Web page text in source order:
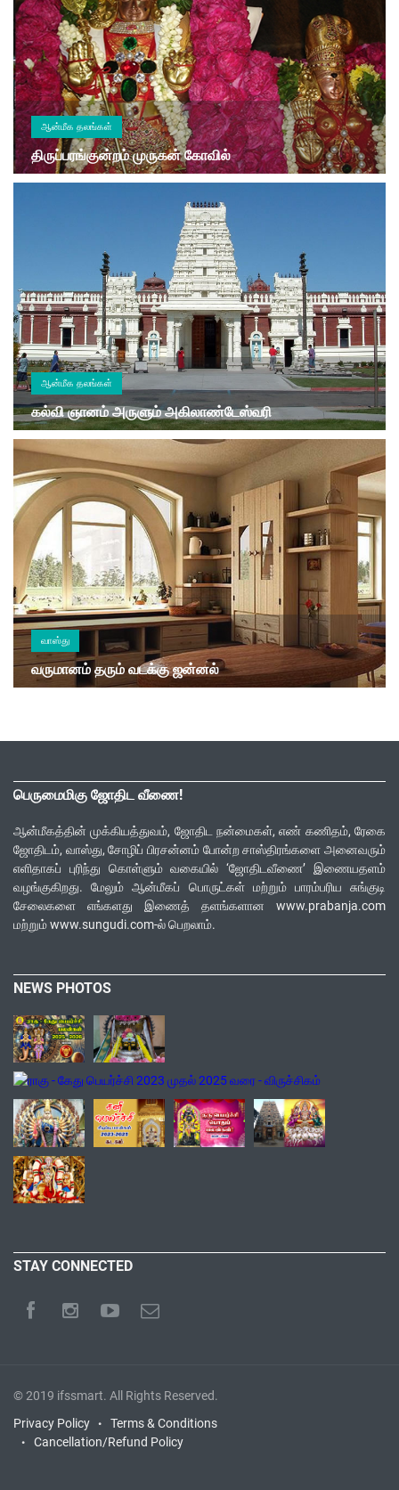
ஆன்மீக தலங்கள்
திருப்பரங்குன்றம் முருகன் கோவில்
ஆன்மீக தலங்கள்
கல்வி ஞானம் அருளும் அகிலாண்டேஸ்வரி
வாஸ்து
வருமானம் தரும் வடக்கு ஜன்னல்
பெருமைமிகு ஜோதிட வீணை!
ஆன்மீகத்தின் முக்கியத்துவம், ஜோதிட நன்மைகள், எண் கணிதம், ரேகை
ஜோதிடம், வாஸ்து, சோழிப் பிரசன்னம் போன்ற சாஸ்திரங்களை அனைவரும்
எளிதாகப் புரிந்து கொள்ளும் வகையில் ‘ஜோதிடவீணை’ இணையதளம்
வழங்குகிறது. மேலும் ஆன்மீகப் பொருட்கள் மற்றும் பாரம்பரிய சுங்குடி
சேலைகளை எங்களது இணைத் தளங்களான www.prabanja.com
மற்றும் www.sungudi.com-ல் பெறலாம்.
NEWS PHOTOS
STAY CONNECTED
© 2019 ifssmart. All Rights Reserved.
Privacy Policy
Terms & Conditions
Cancellation/Refund Policy